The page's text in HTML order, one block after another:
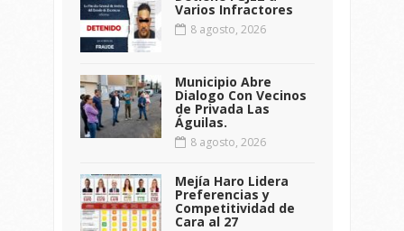
Varios Infractores
8 agosto, 2026
Municipio Abre
Dialogo Con Vecinos
de Privada Las
Águilas.
8 agosto, 2026
Mejía Haro Lidera
Preferencias y
Competitividad de
Cara al 27